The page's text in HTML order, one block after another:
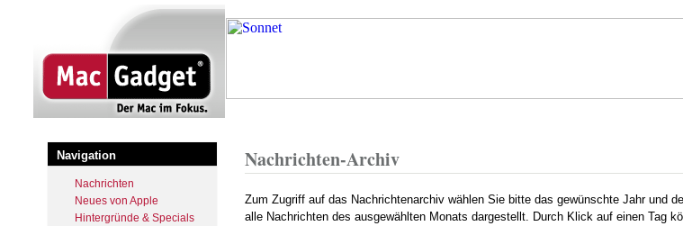
Navigation
Nachrichten
Neues von Apple
Hintergründe & Specials
Nachrichten-Archiv
Zum Zugriff auf das Nachrichtenarchiv wählen Sie bitte das gewünschte Jahr und
alle Nachrichten des ausgewählten Monats dargestellt. Durch Klick auf einen Tag